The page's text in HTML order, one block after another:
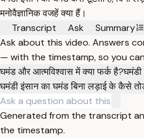
मनोवैज्ञानिक वजहें क्या हैं।
Transcript
Ask Summary
Ask about this video. Answers
— with the timestamp, so you
घमंड और आत्मविश्वास में क्या फर्क है?
घमंडी इंसान का घमंड बिना लड़ाई के कैसे
Generated from the transcript
the timestamp.